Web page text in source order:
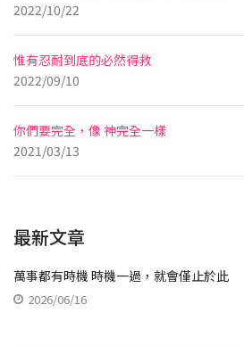
2022/10/22
惟有忍耐到底的必然得救
2022/09/10
你們要完全，像 神完全一樣
2021/03/13
最新文章
萬事都有時機 時機一過，就會僅止於此
2026/06/16